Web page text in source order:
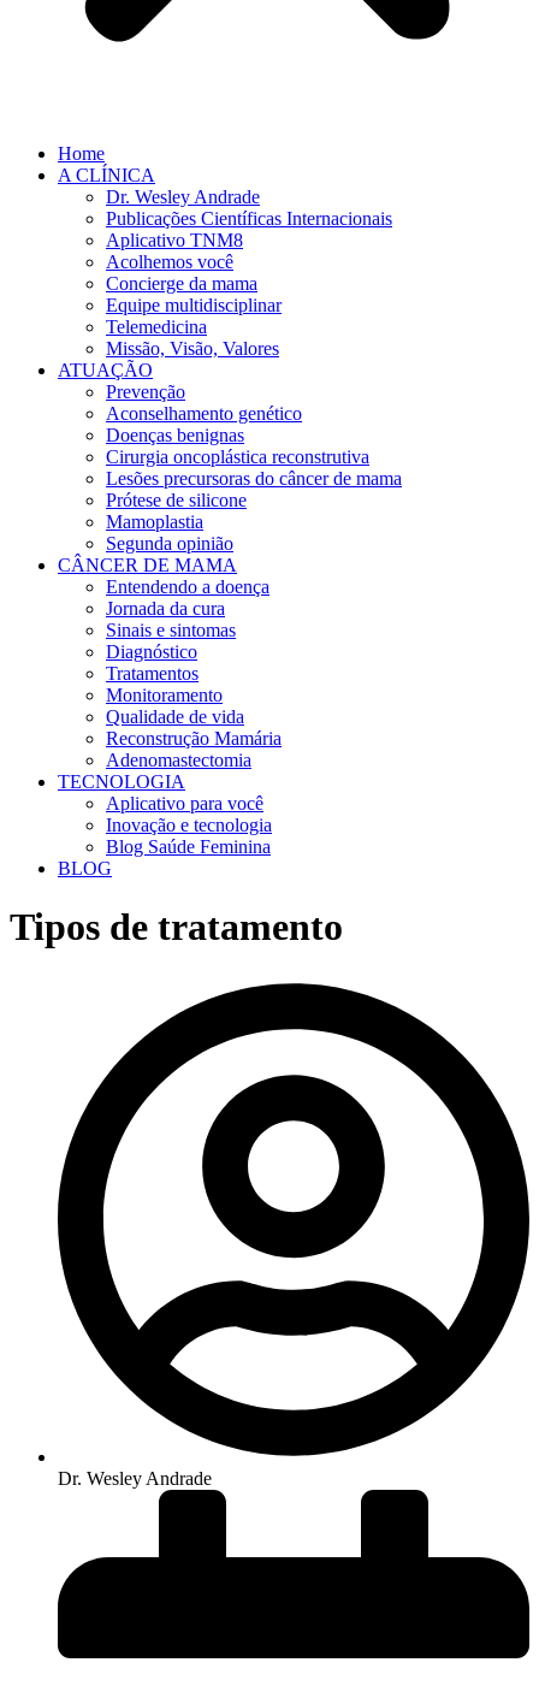
Home
A CLÍNICA
Dr. Wesley Andrade
Publicações Científicas Internacionais
Aplicativo TNM8
Acolhemos você
Concierge da mama
Equipe multidisciplinar
Telemedicina
Missão, Visão, Valores
ATUAÇÃO
Prevenção
Aconselhamento genético
Doenças benignas
Cirurgia oncoplástica reconstrutiva
Lesões precursoras do câncer de mama
Prótese de silicone
Mamoplastia
Segunda opinião
CÂNCER DE MAMA
Entendendo a doença
Jornada da cura
Sinais e sintomas
Diagnóstico
Tratamentos
Monitoramento
Qualidade de vida
Reconstrução Mamária
Adenomastectomia
TECNOLOGIA
Aplicativo para você
Inovação e tecnologia
Blog Saúde Feminina
BLOG
Tipos de tratamento
Dr. Wesley Andrade